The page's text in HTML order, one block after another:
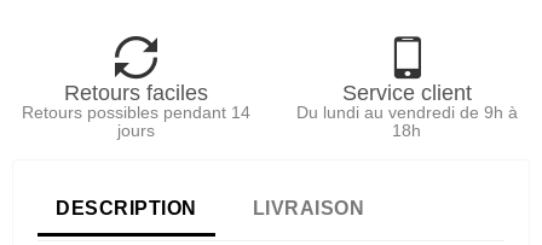
Retours faciles
Retours possibles pendant 14
jours
Service client
Du lundi au vendredi de 9h à
18h
DESCRIPTION LIVRAISON